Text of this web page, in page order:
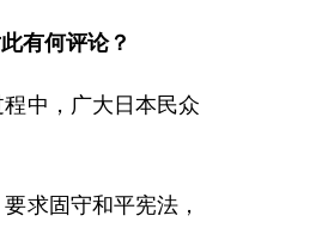
有何评论？
中，广大日本民众
求固守和平宪法，